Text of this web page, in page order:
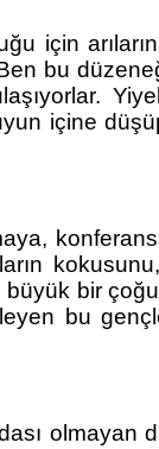
için
bu
içine
bir
bu
olmayan